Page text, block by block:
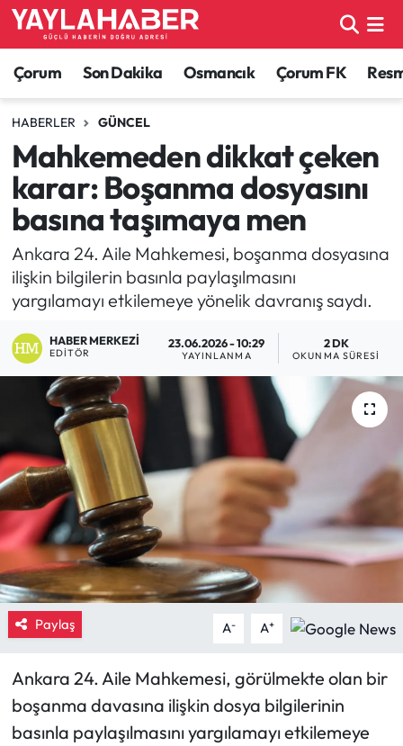
Çorum Son Dakika Osmancık Çorum FK
HABERLER GÜNCEL
Mahkemeden dikkat çeken
karar: Boşanma dosyasını
basına taşımaya men
Ankara 24. Aile Mahkemesi, boşanma dosyasına
ilişkin bilgilerin basınla paylaşılmasını
yargılamayı etkilemeye yönelik davranış saydı.
HABER MERKEZI
EDITÖR
23.06.2026 - 10:29
YAYINLANMA
2 DK
OKUNMA SÜRESI
Paylaş A- A+
Ankara 24. Aile Mahkemesi, görülmekte olan bir
boşanma davasına ilişkin dosya bilgilerinin
basınla paylaşılmasını yargılamayı etkilemeye
Alaca Haberleri
Bayat Haberleri
Bilgi - Keşfet Haberleri
Bilim ve Teknoloji
Boğazkale Haberleri
Çorum Haberleri
Çorum Son Dakika Haberleri
Dodurga Haberleri
Eğitim
Ekonomi
Güncel
İskilip Haberleri
Kargı Haberleri
Kültür Sanat
Çorum Nöbetçi Eczaneler
Çorum Hava Durumu
Çorum Namaz Vakitleri
Çorum Trafik Yoğunluk Haritası
TFF 1.Lig Puan Durumu ve Fikstür
Tüm Manşetler
Son Dakika Haberleri
Haber Arşivi